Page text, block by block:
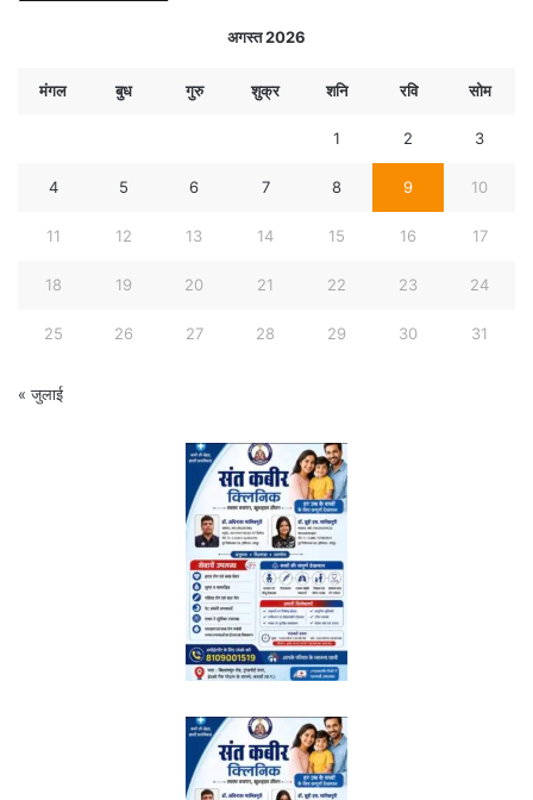
अगस्त 2026
मंगल बुध गुरु शुक्र शनि रवि सोम
1 2 3
4 5 6 7 8 9 10
11 12 13 14 15 16 17
18 19 20 21 22 23 24
25 26 27 28 29 30 31
« जुलाई